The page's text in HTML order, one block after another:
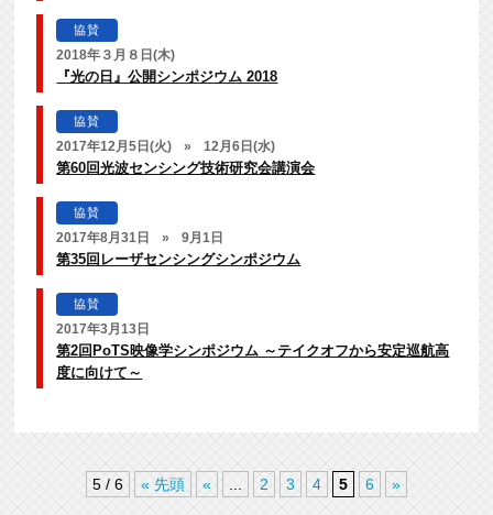
協賛
2018年３月８日(木)
『光の日』公開シンポジウム 2018
協賛
2017年12月5日(火) » 12月6日(水)
第60回光波センシング技術研究会講演会
協賛
2017年8月31日 » 9月1日
第35回レーザセンシングシンポジウム
協賛
2017年3月13日
第2回PoTS映像学シンポジウム ～テイクオフから安定巡航高
度に向けて～
5 / 6 « 先頭 « 2 3 4 5 6 »